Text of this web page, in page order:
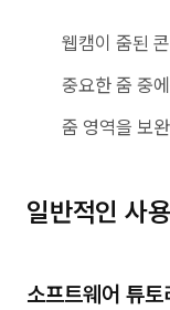
웹캠이 줌된
중요한 줌 중
줌 영역을 보
일반적인 사
소프트웨어 튜토